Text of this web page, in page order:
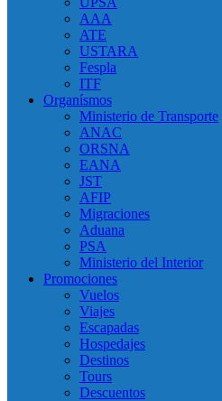
AAA
ATE
USTARA
Fespla
ITF
Organísmos
Ministerio de Transporte
ANAC
ORSNA
EANA
JST
AFIP
Migraciones
Aduana
PSA
Ministerio del Interior
Promociones
Vuelos
Viajes
Escapadas
Hospedajes
Destinos
Tours
Descuentos